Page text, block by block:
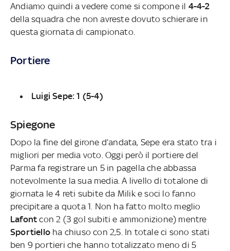
Andiamo quindi a vedere come si compone il 4-4-2
della squadra che non avreste dovuto schierare in
questa giornata di campionato.
Portiere
Luigi Sepe: 1 (5-4)
Spiegone
Dopo la fine del girone d’andata, Sepe era stato tra i
migliori per media voto. Oggi però il portiere del
Parma fa registrare un 5 in pagella che abbassa
notevolmente la sua media. A livello di totalone di
giornata le 4 reti subite da Milik e soci lo fanno
precipitare a quota 1. Non ha fatto molto meglio
Lafont con 2 (3 gol subiti e ammonizione) mentre
Sportiello ha chiuso con 2,5. In totale ci sono stati
ben 9 portieri che hanno totalizzato meno di 5